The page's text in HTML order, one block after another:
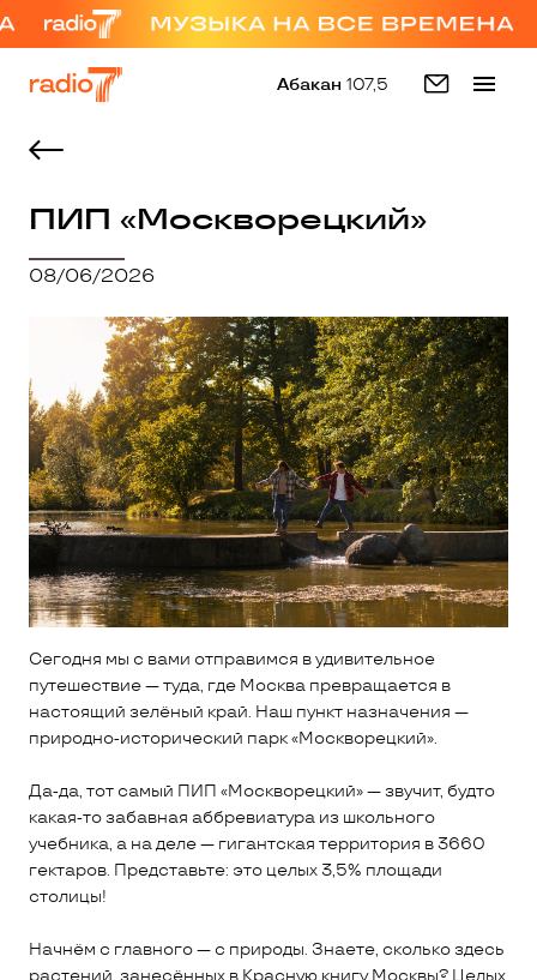
Абакан 107,5
ПИП «Москворецкий»
08/06/2026
Сегодня мы с вами отправимся в удивительное
путешествие — туда, где Москва превращается в
настоящий зелёный край. Наш пункт назначения —
природно‑исторический парк «Москворецкий».
Да‑да, тот самый ПИП «Москворецкий» — звучит, будто
какая‑то забавная аббревиатура из школьного
учебника, а на деле — гигантская территория в 3660
гектаров. Представьте: это целых 3,5% площади
столицы!
Начнём с главного — с природы. Знаете, сколько здесь
растений, занесённых в Красную книгу Москвы? Целых